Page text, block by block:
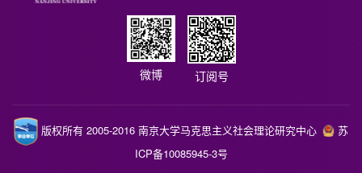
微博 订阅号
版权所有 2005-2016 南京大学马克思主义社会理论研究中心
苏
ICP备10085945-3号